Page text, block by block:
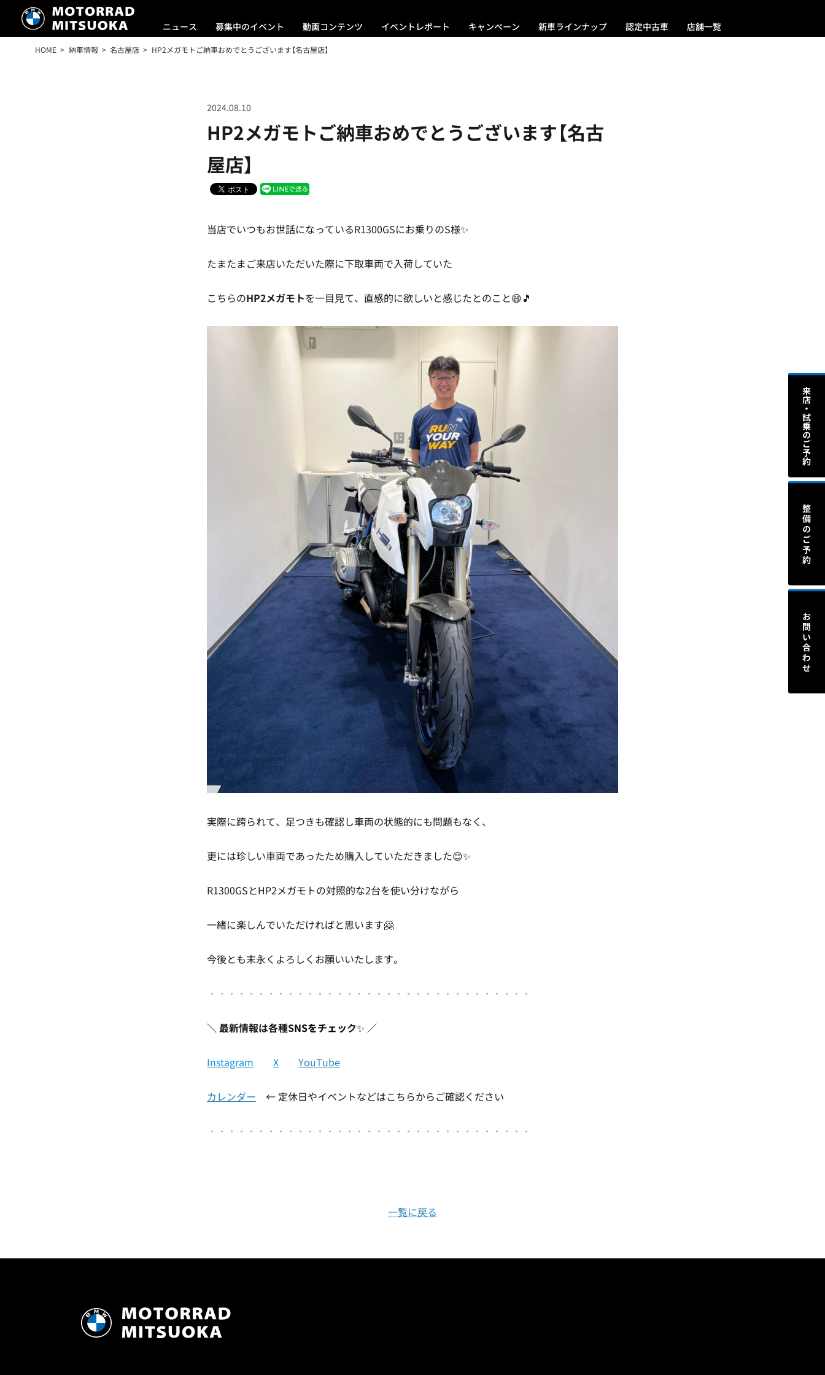
ニュース 募集中のイベント 動画コンテンツ イベントレポート キャンペーン 新車ラインナップ 認定中古車 店舗一覧
HOME 納車情報 名古屋店 HP2メガモトご納車おめでとうございます【名古屋店】
HP2メガモトご納車おめでとうございます【名古
屋店】
2024.08.10
当店でいつもお世話になっているR1300GSにお乗りのS様✨
たまたまご来店いただいた際に下取車両で入荷していた
こちらのHP2メガモトを一目見て、直感的に欲しいと感じたとのこと😄🎵
実際に跨られて、足つきも確認し車両の状態的にも問題もなく、
更には珍しい車両であったため購入していただきました😊✨
R1300GSとHP2メガモトの対照的な2台を使い分けながら
一緒に楽しんでいただければと思います🤗
今後とも末永くよろしくお願いいたします。
・ ・・・・・・・・・・・・・・・・・・・ ・ ・・・・・・・ ・ ・・・・
＼ 最新情報は各種SNSをチェック✨ ／
Instagram X YouTube
カレンダー ← 定休日やイベントなどはこちらからご確認ください
・ ・・・・・・・・・・・・・・・・・・・ ・ ・・・・・・・ ・ ・・・・
一覧に戻る